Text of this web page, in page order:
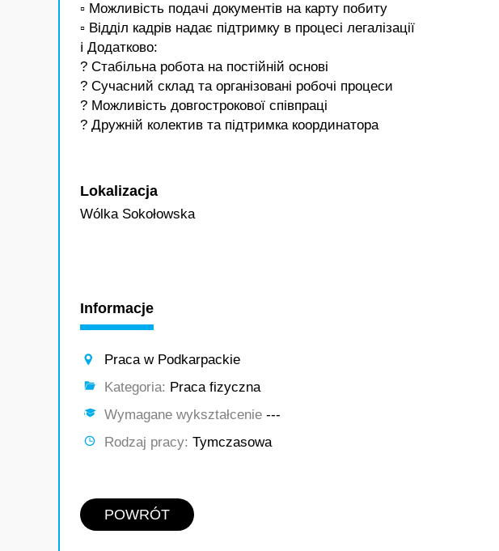
▫️ Можливість подачі документів на карту побиту
▫️ Відділ кадрів надає підтримку в процесі легалізації
ℹ️ Додатково:
? Стабільна робота на постійній основі
? Сучасний склад та організовані робочі процеси
? Можливість довгострокової співпраці
? Дружній колектив та підтримка координатора
Lokalizacja
Wólka Sokołowska
Informacje
Praca w Podkarpackie
Kategoria: Praca fizyczna
Wymagane wykształcenie ---
Rodzaj pracy: Tymczasowa
POWRÓT